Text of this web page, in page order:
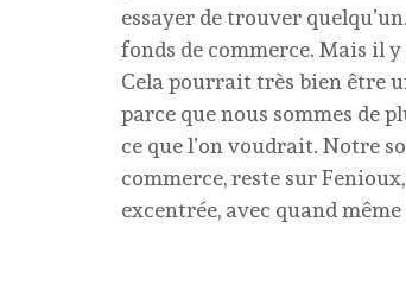
essayer de trouver
fonds de commerce. Mais il
Cela pourrait très bien être
parce que nous sommes de
ce que l’on voudrait. Notre
commerce, reste sur
excentrée, avec quand